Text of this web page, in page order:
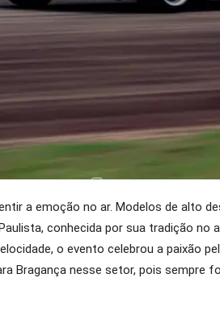
a emoção no ar. Modelos de alto
conhecida por sua tradição
o evento celebrou a paixão
Bragança nesse setor, pois sempre